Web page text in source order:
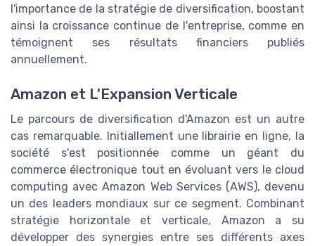
l'importance de la stratégie de diversification, boostant
ainsi la croissance continue de l'entreprise, comme en
témoignent ses résultats financiers publiés
annuellement.
Amazon et L'Expansion Verticale
Le parcours de diversification d'Amazon est un autre
cas remarquable. Initiallement une librairie en ligne, la
société s'est positionnée comme un géant du
commerce électronique tout en évoluant vers le cloud
computing avec Amazon Web Services (AWS), devenu
un des leaders mondiaux sur ce segment. Combinant
stratégie horizontale et verticale, Amazon a su
développer des synergies entre ses différents axes